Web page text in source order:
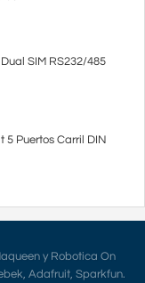
SIM RS232/485
5 Puertos Carril DIN
y Robotica On
Adafruit, Sparkfun.